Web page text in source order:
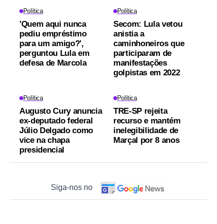
Política
'Quem aqui nunca
pediu empréstimo
para um amigo?',
perguntou Lula em
defesa de Marcola
Política
Secom: Lula vetou
anistia a
caminhoneiros que
participaram de
manifestações
golpistas em 2022
Política
Augusto Cury anuncia
ex-deputado federal
Júlio Delgado como
vice na chapa
presidencial
Política
TRE-SP rejeita
recurso e mantém
inelegibilidade de
Marçal por 8 anos
Siga-nos no